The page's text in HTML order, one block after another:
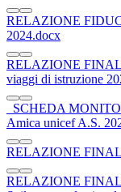
RELAZIONE
2024.docx
RELAZIONE
viaggi di istruzione
_SCHEDA
Amica unicef A.S.
RELAZIONE
RELAZIONE